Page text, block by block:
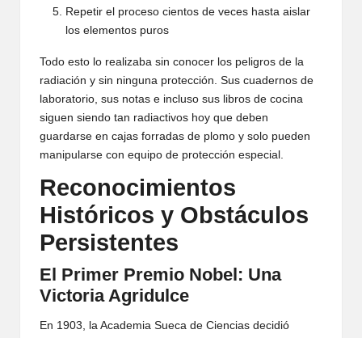
Repetir el proceso cientos de veces hasta aislar
los elementos puros
Todo esto lo realizaba sin conocer los peligros de la
radiación y sin ninguna protección. Sus cuadernos de
laboratorio, sus notas e incluso sus libros de cocina
siguen siendo tan radiactivos hoy que deben
guardarse en cajas forradas de plomo y solo pueden
manipularse con equipo de protección especial.
Reconocimientos
Históricos y Obstáculos
Persistentes
El Primer Premio Nobel: Una
Victoria Agridulce
En 1903, la Academia Sueca de Ciencias decidió